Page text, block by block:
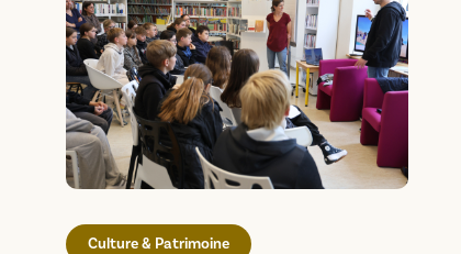
Culture & Patrimoine